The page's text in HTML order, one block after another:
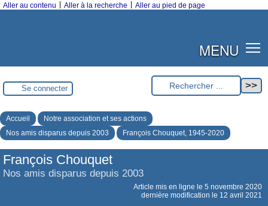
Aller au contenu Aller à la recherche Aller au pied de page
MENU
Se connecter
Accueil
Notre association et ses actions
Nos amis disparus depuis 2003
François Chouquet, 1945-2020
François Chouquet
Nos amis disparus depuis 2003
Article mis en ligne le 5 novembre 2020
dernière modification le 12 avril 2021